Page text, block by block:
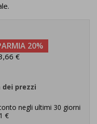
20%
€
dei prezzi
negli ultimi 30 giorni
€